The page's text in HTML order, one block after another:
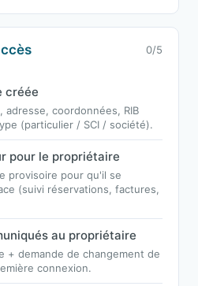
0/5
créée
adresse, coordonnées, RIB
(particulier / SCI / société).
pour le propriétaire
provisoire pour qu'il se
(suivi réservations, factures,
au propriétaire
+ demande de changement de
connexion.